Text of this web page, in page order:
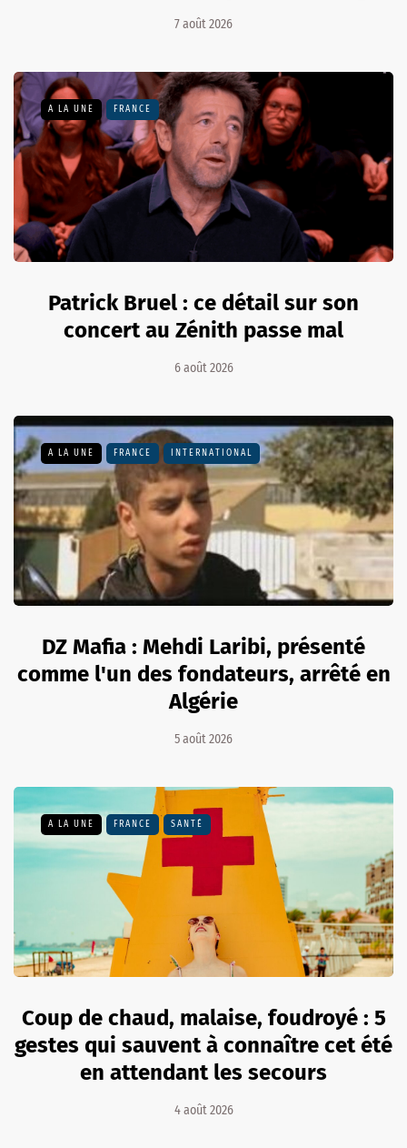
7 août 2026
A LA UNE FRANCE
Patrick Bruel : ce détail sur son
concert au Zénith passe mal
6 août 2026
A LA UNE FRANCE INTERNATIONAL
DZ Mafia : Mehdi Laribi, présenté
comme l'un des fondateurs, arrêté en
Algérie
5 août 2026
A LA UNE FRANCE SANTÉ
Coup de chaud, malaise, foudroyé : 5
gestes qui sauvent à connaître cet été
en attendant les secours
4 août 2026